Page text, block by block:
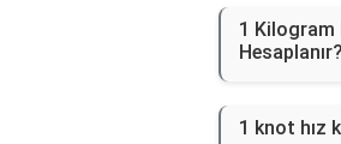
1 Kilogram
Hesaplanır?
1 knot hız